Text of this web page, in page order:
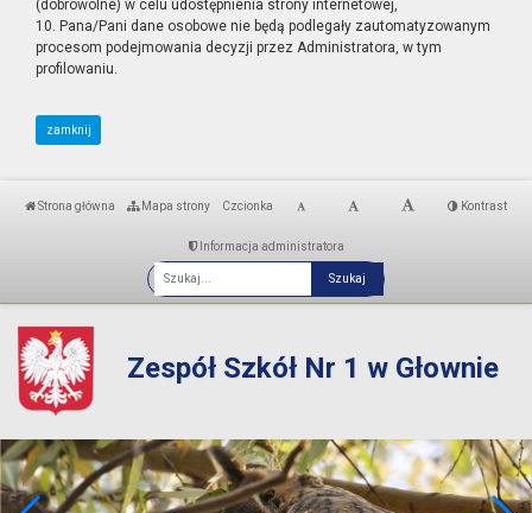
(dobrowolne) w celu udostępnienia strony internetowej,
10. Pana/Pani dane osobowe nie będą podlegały zautomatyzowanym
procesom podejmowania decyzji przez Administratora, w tym
profilowaniu.
zamknij
Strona główna Mapa strony Czcionka Kontrast
Informacja administratora
Fraza
Zespół Szkół Nr 1 w Głownie